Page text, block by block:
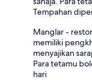
Tempahan
Manglar -
memiliki
menyajikan
Para tetamu
hari